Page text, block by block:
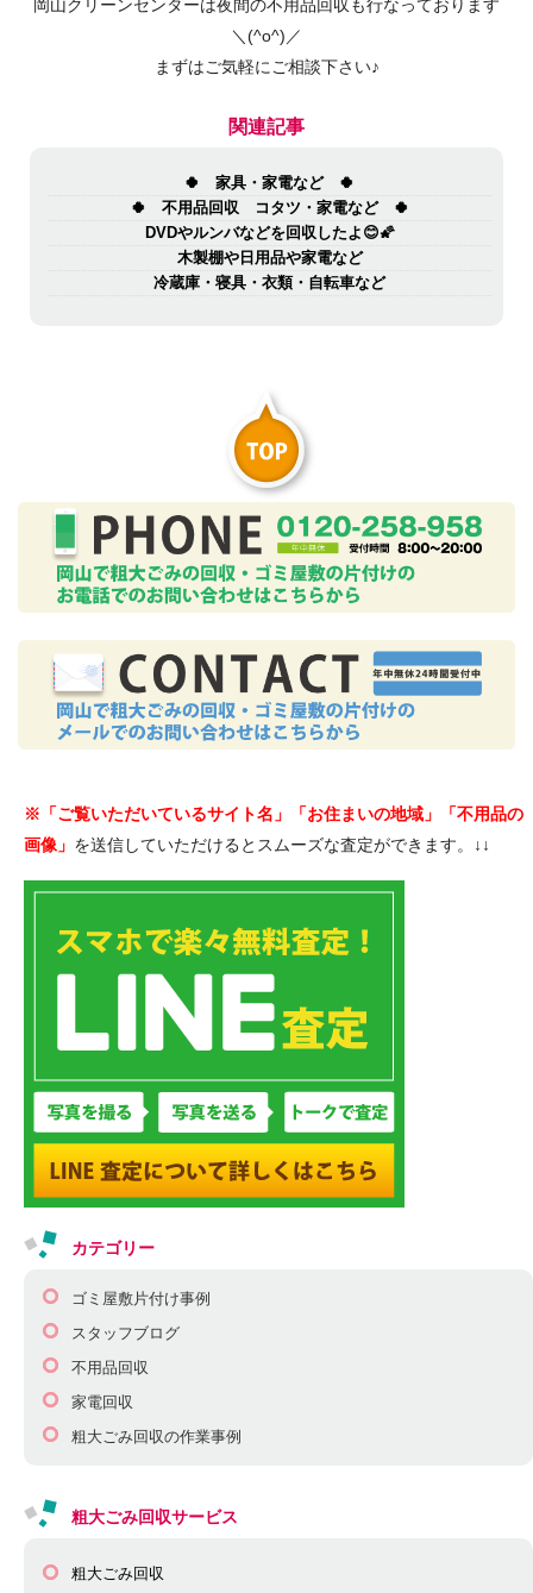
岡山クリーンセンターは夜間の不用品回収も行なっております
＼(^o^)／
まずはご気軽にご相談下さい♪
関連記事
🍀 家具・家電など 🍀
🍀 不用品回収 コタツ・家電など 🍀
DVDやルンバなどを回収したよ😊🌠
木製棚や日用品や家電など
冷蔵庫・寝具・衣類・自転車など
※「ご覧いただいているサイト名」「お住まいの地域」「不用品の
画像」 を送信していただけるとスムーズな査定ができます。↓↓
カテゴリー
ゴミ屋敷片付け事例
スタッフブログ
不用品回収
家電回収
粗大ごみ回収の作業事例
粗大ごみ回収サービス
粗大ごみ回収